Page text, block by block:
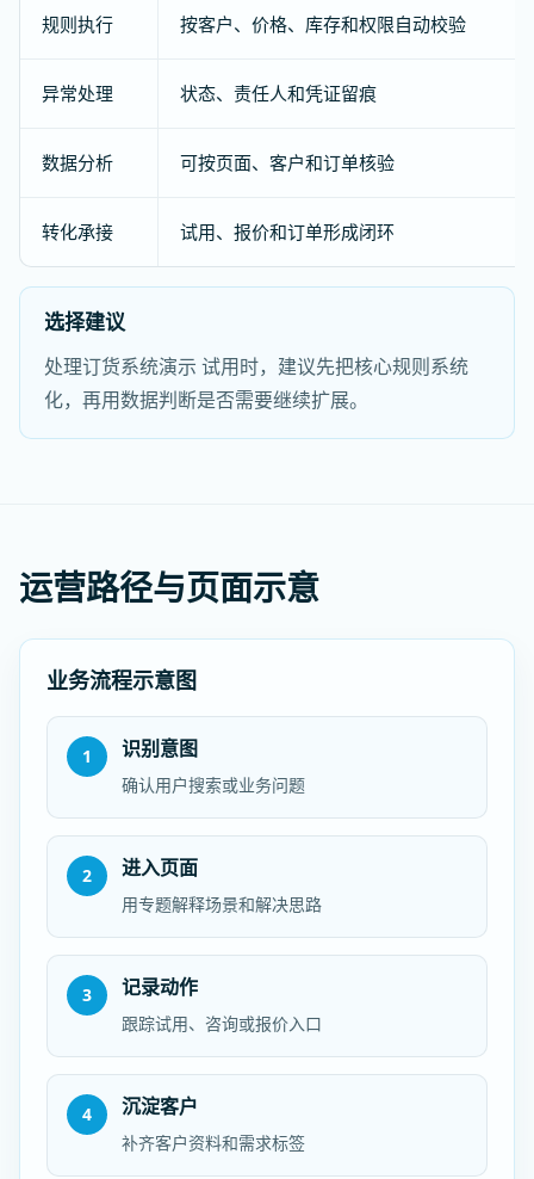
规则执行 按客户、价格、库存和权限自动校验
异常处理 状态、责任人和凭证留痕
数据分析 可按页面、客户和订单核验
转化承接 试用、报价和订单形成闭环
选择建议
处理订货系统演示 试用时，建议先把核心规则系统
化，再用数据判断是否需要继续扩展。
运营路径与页面示意
业务流程示意图
1 识别意图
确认用户搜索或业务问题
2 进入页面
用专题解释场景和解决思路
3 记录动作
跟踪试用、咨询或报价入口
4 沉淀客户
补齐客户资料和需求标签